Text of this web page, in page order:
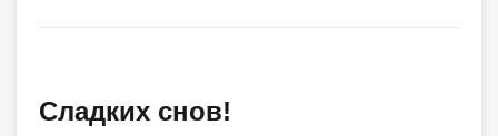
Сладких снов!